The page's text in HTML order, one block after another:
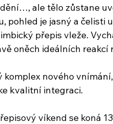
ale tělo zůstane
pohled je jasný a čelisti
přepis vleže.
oněch ideálních
komplex nového
kvalitní integraci.
víkend se koná